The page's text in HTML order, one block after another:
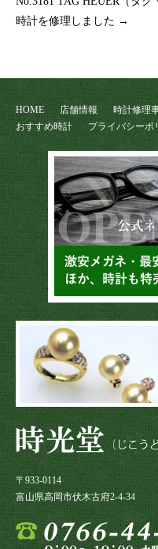
時計を修理しました →
HOME 店舗情報 時計修理
おすすめ時計
プライバシーポ
〒933-0114
富山県高岡市伏木古府2-4-34